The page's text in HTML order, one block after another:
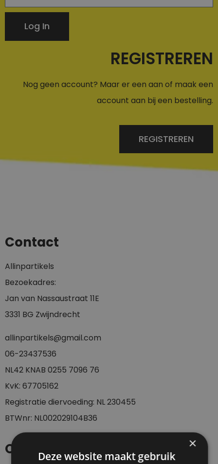
Log In
REGISTREREN
Nog geen account? Maar er een aan of maak een
account aan bij een bestelling.
REGISTREREN
Contact
Allinpartikels
Bezoekadres:
Jan van Nassaustraat 11E
3331 BG Zwijndrecht
allinpartikels@gmail.com
06-23437536
NL42 KNAB 0255 7096 76
KvK: 67705162
Registratie diervoeding: NL 230455
BTWnr: NL002029104B36
Openingstijden ×
Deze website maakt gebruik